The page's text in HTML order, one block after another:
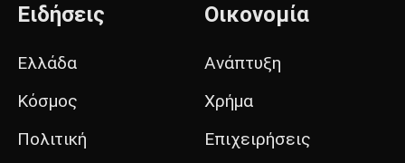
Ειδήσεις
Ελλάδα
Κόσμος
Πολιτική
Οικονομία
Ανάπτυξη
Χρήμα
Επιχειρήσεις